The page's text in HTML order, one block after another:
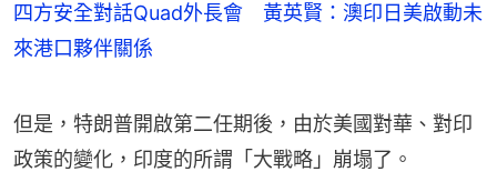
四方安全對話Quad外長會 黃英賢：澳印日美啟動未
來港口夥伴關係
但是，特朗普開啟第二任期後，由於美國對華、對印
政策的變化，印度的所謂「大戰略」崩塌了。